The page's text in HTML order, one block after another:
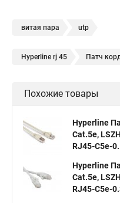
витая пара utp
Hyperline rj 45 Патч
Похожие товары
Hyperline
Cat.5е,
RJ45-C5e-
Hyperline
Cat.5е,
RJ45-C5e-